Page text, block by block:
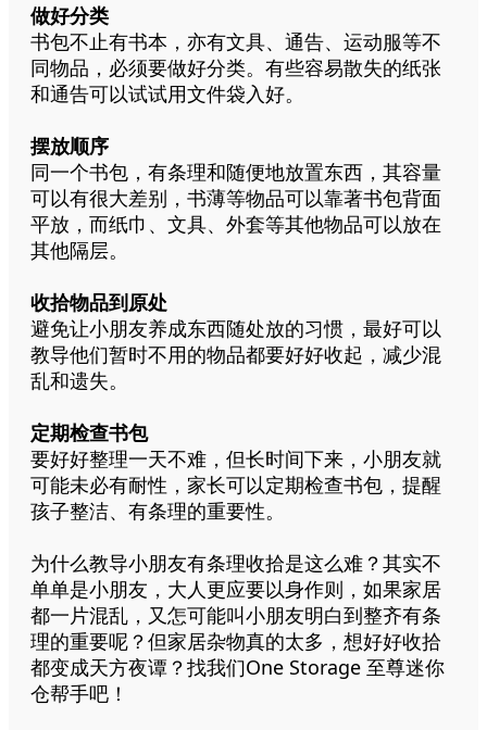
做好分类
书包不止有书本，亦有文具、通告、运动服等不
同物品，必须要做好分类。有些容易散失的纸张
和通告可以试试用文件袋入好。
摆放顺序
同一个书包，有条理和随便地放置东西，其容量
可以有很大差别，书薄等物品可以靠著书包背面
平放，而纸巾、文具、外套等其他物品可以放在
其他隔层。
收拾物品到原处
避免让小朋友养成东西随处放的习惯，最好可以
教导他们暂时不用的物品都要好好收起，减少混
乱和遗失。
定期检查书包
要好好整理一天不难，但长时间下来，小朋友就
可能未必有耐性，家长可以定期检查书包，提醒
孩子整洁、有条理的重要性。
为什么教导小朋友有条理收拾是这么难？其实不
单单是小朋友，大人更应要以身作则，如果家居
都一片混乱，又怎可能叫小朋友明白到整齐有条
理的重要呢？但家居杂物真的太多，想好好收拾
都变成天方夜谭？找我们One Storage 至尊迷你
仓帮手吧！